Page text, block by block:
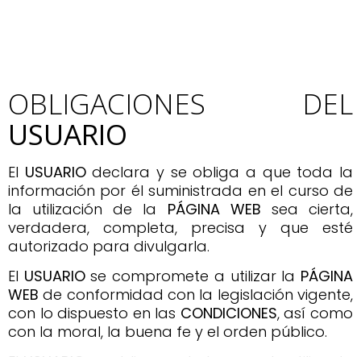
OBLIGACIONES DEL
USUARIO
El USUARIOdeclara y se obliga a que toda la
información por él suministrada en el curso de
la utilización de la PÁGINA WEB sea cierta,
verdadera, completa, precisa y que esté
autorizado para divulgarla.
El USUARIOse compromete a utilizar la PÁGINA
WEB de conformidad con la legislación vigente,
con lo dispuesto en las CONDICIONES, así como
con la moral, la buena fe y el orden público.